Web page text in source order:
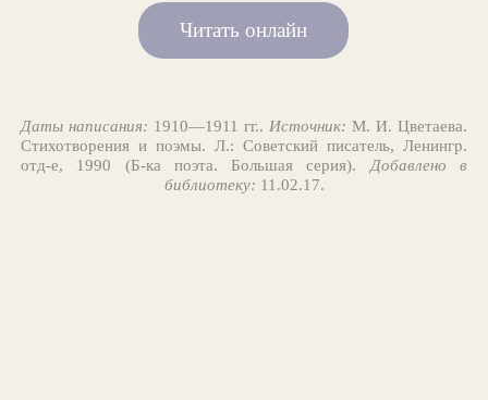
Читать онлайн
Даты написания: 1910—1911 гг.. Источник: М. И. Цветаева.
Стихотворения и поэмы. Л.: Советский писатель, Ленингр.
отд-е, 1990 (Б-ка поэта. Большая серия). Добавлено в
библиотеку: 11.02.17.